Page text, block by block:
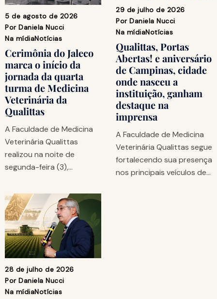
5 de agosto de 2026
Por Daniela Nucci
Na mídiaNotícias
Cerimônia do Jaleco
marca o início da
jornada da quarta
turma de Medicina
Veterinária da
Qualittas
A Faculdade de Medicina
Veterinária Qualittas
realizou na noite de
segunda-feira (3),…
29 de julho de 2026
Por Daniela Nucci
Na mídiaNotícias
Qualittas, Portas
Abertas! e aniversário
de Campinas, cidade
onde nasceu a
instituição, ganham
destaque na
imprensa
A Faculdade de Medicina
Veterinária Qualittas segue
fortalecendo sua presença
nos principais veículos de…
28 de julho de 2026
Por Daniela Nucci
Na mídiaNotícias